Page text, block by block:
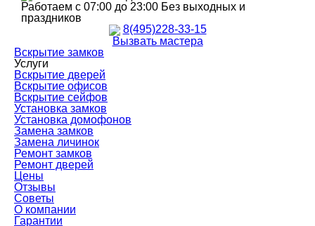
Работаем с 07:00 до 23:00 Без выходных и
праздников
8(495)228-33-15
Вызвать мастера
Вскрытие замков
Услуги
Вскрытие дверей
Вскрытие офисов
Вскрытие сейфов
Установка замков
Установка домофонов
Замена замков
Замена личинок
Ремонт замков
Ремонт дверей
Цены
Отзывы
Советы
О компании
Гарантии